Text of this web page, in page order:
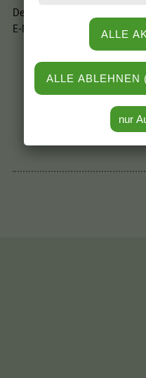
Deichstraße 4, 27472
E-Mail: vorstand@gruene-
Empfehlen